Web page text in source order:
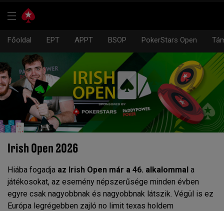
Főoldal EPT APPT BSOP PokerStars Open
Irish Open 2026
Hiába fogadja az Irish Open már a 46. alkalommal a
játékosokat, az esemény népszerűsége minden évben
egyre csak nagyobbnak és nagyobbnak látszik. Végül is ez
Európa legrégebben zajló no limit texas holdem